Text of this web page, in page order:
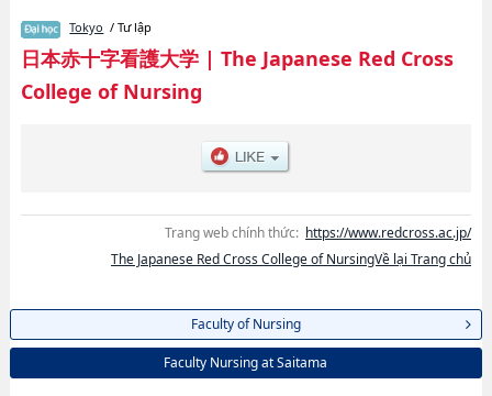
Nursing, và thông tin cần thiết dành cho du học sinh, như là về các Ngành
Faculty of NursinghoặcNgành Faculty Nursing at Saitama, thông tin về
từng ngành học, thông tin liên quan đến thi tuyển như số lượng tuyển sinh,
số lượng trúng tuyển, cở sở trang thiết bị, hướng dẫn địa điểm v.v...
Tokyo / Tư lập
日本赤十字看護大学| The Japanese Red Cross
College of Nursing
Trang web chính thức: https://www.redcross.ac.jp/
The Japanese Red Cross College of NursingVề lại Trang chủ
Faculty of Nursing
Faculty Nursing at Saitama